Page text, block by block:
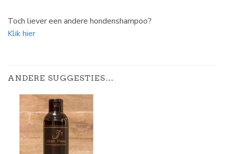
Toch liever een andere hondenshampoo?
Klik hier
ANDERE SUGGESTIES…